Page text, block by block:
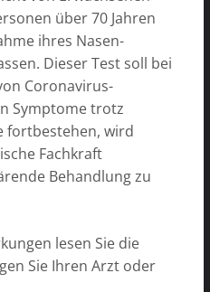
über 70 Jahren
ihres Nasen-
Dieser Test soll bei
Coronavirus-
Symptome trotz
fortbestehen, wird
Fachkraft
Behandlung zu
lesen Sie die
Sie Ihren Arzt oder